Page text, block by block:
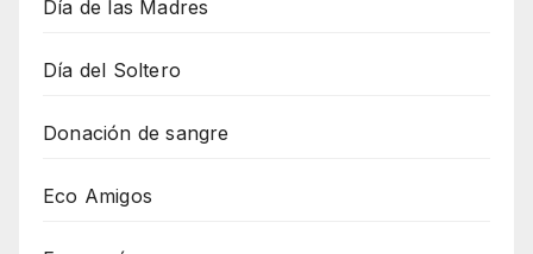
Día de las Madres
Día del Soltero
Donación de sangre
Eco Amigos